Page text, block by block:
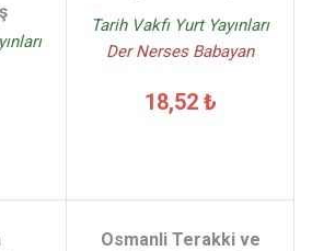
Tarih Vakfı Yurt Yayınları
Der Nerses Babayan
18,52 ₺
Osmanli Terakki ve